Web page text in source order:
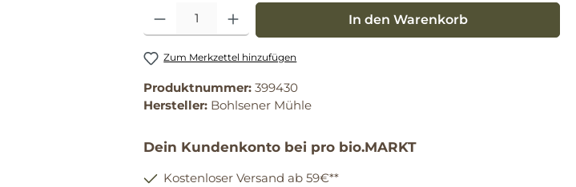
Produkt Anzahl: Gib den gewünschten Wert ein oder benutze die Schaltflächen um die
In den Warenkorb
Zum Merkzettel hinzufügen
Produktnummer: 399430
Hersteller: Bohlsener Mühle
Dein Kundenkonto bei pro bio.MARKT
Kostenloser Versand ab 59€**